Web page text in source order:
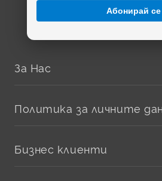
Абонирай се
За Нас
Политика за личните
Бизнес клиенти